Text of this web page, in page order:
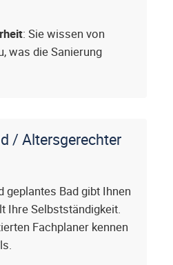
: Sie wissen von
was die Sanierung
/ Altersgerechter
geplantes Bad gibt Ihnen
Ihre Selbstständigkeit.
Fachplaner kennen